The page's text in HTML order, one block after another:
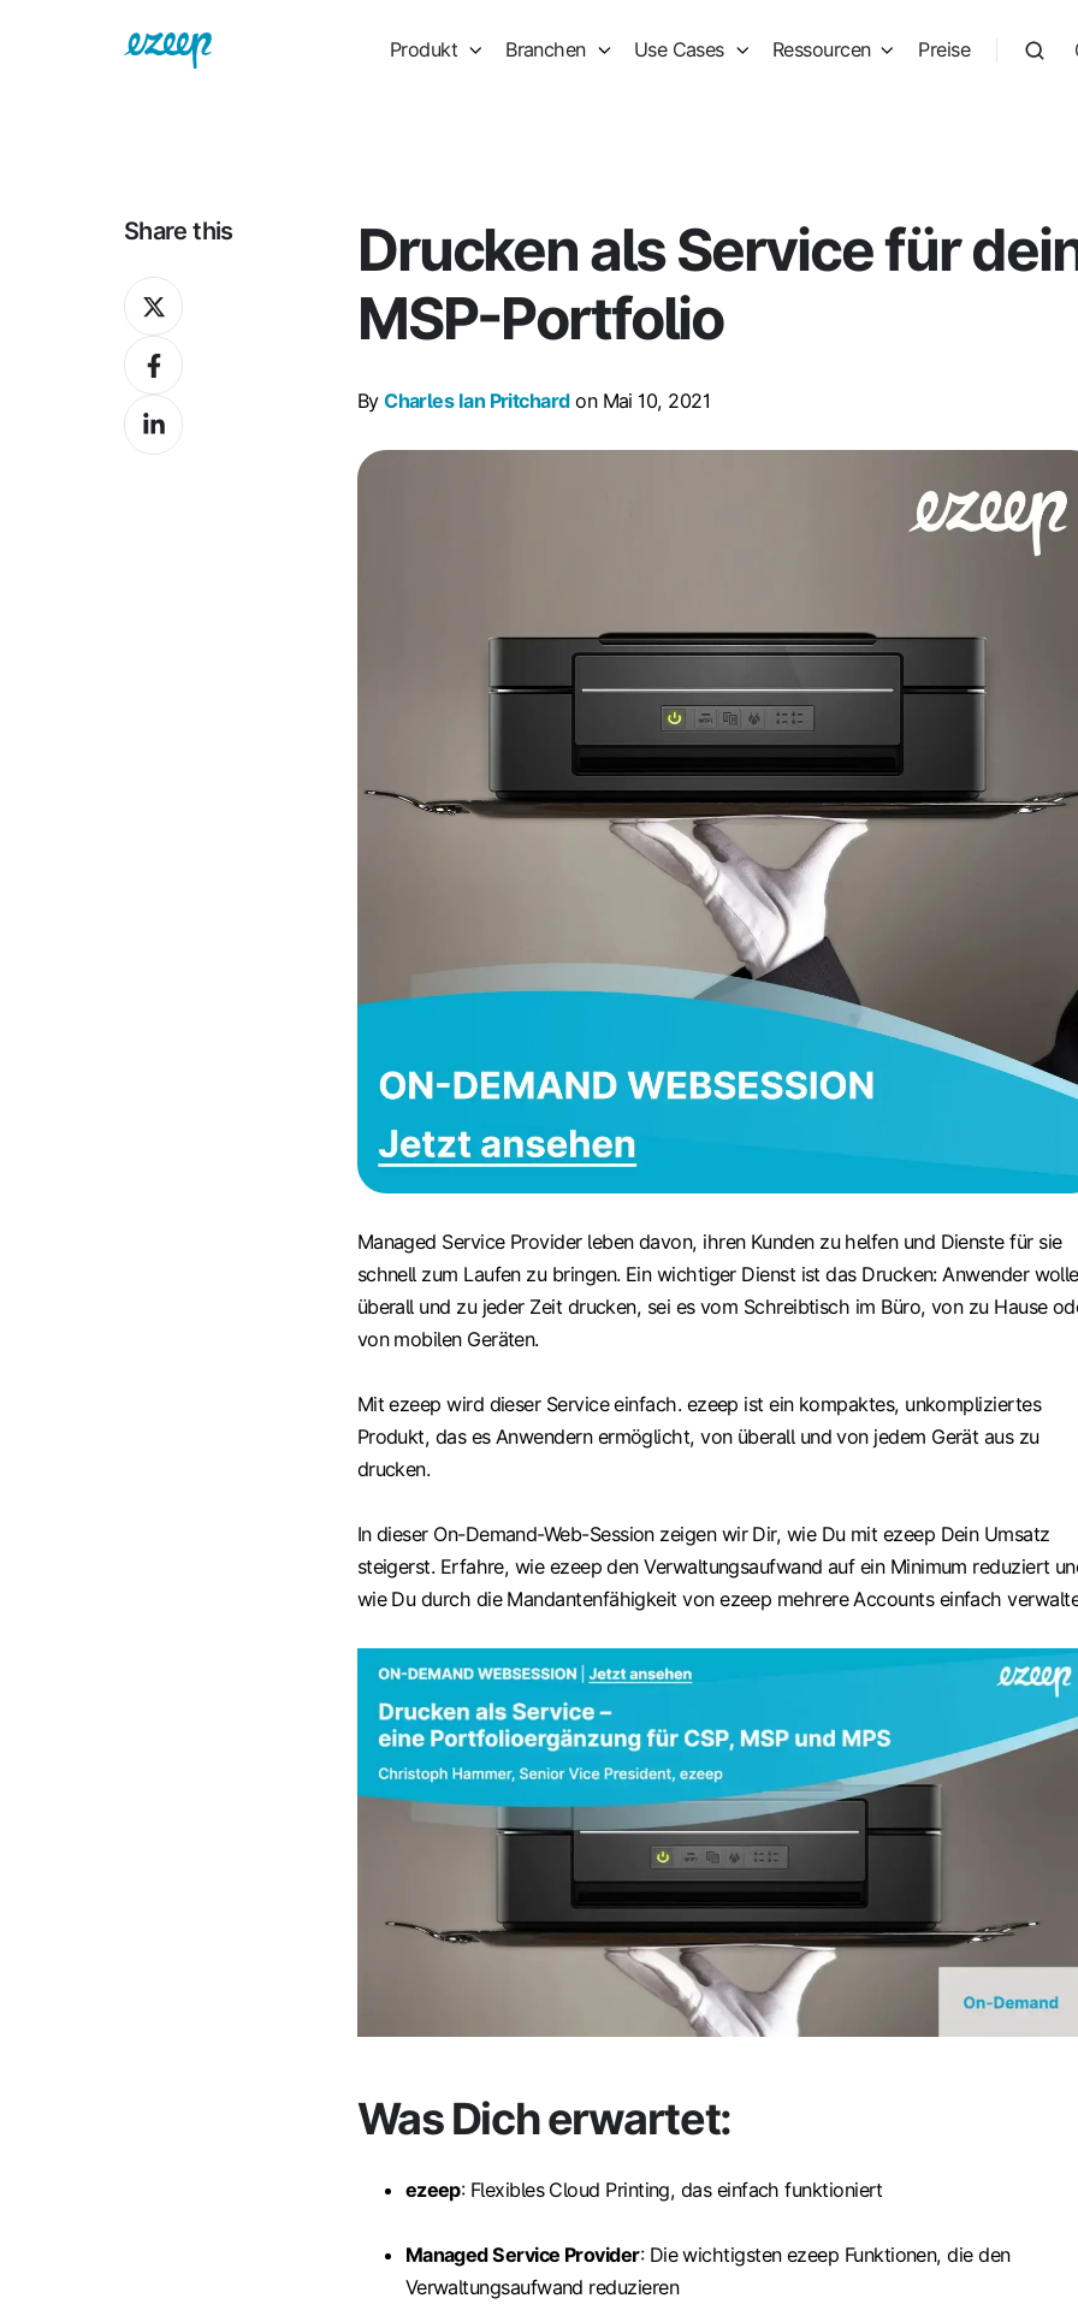
Produkt Branchen Use Cases Ressourcen Preise
Drucken als Service für
MSP-Portfolio
ByCharles Ian Pritchardon Mai 10, 2021
Managed Service Provider leben davon, ihren Kunden zu helfen und Dienste für sie
schnell zum Laufen zu bringen. Ein wichtiger Dienst ist das Drucken: Anwender
überall und zu jeder Zeit drucken, sei es vom Schreibtisch im Büro, von zu Hause
von mobilen Geräten.
Mit ezeep wird dieser Service einfach. ezeep ist ein kompaktes, unkompliziertes
Produkt, das es Anwendern ermöglicht, von überall und von jedem Gerät aus zu
drucken.
In dieser On-Demand-Web-Session zeigen wir Dir, wie Du mit ezeep Dein Umsatz
steigerst. Erfahre, wie ezeep den Verwaltungsaufwand auf ein Minimum reduziert
wie Du durch die Mandantenfähigkeit von ezeep mehrere Accounts einfach
Was Dich erwartet:
ezeep: Flexibles Cloud Printing, das einfach funktioniert
Managed Service Provider: Die wichtigsten ezeep Funktionen, die den
Verwaltungsaufwand reduzieren
Share this
Share
on
XShare
on
Facebook
Share
on